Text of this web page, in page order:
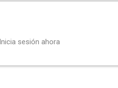
Inicia sesión ahora